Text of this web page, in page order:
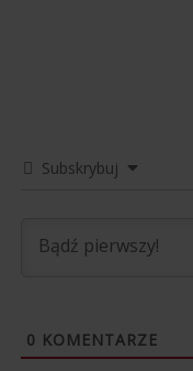
Subskrybuj
0 KOMENTARZE